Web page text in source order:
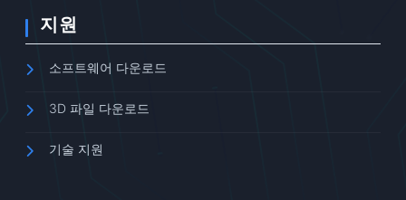
지원
소프트웨어 다운로드
3D 파일 다운로드
기술 지원